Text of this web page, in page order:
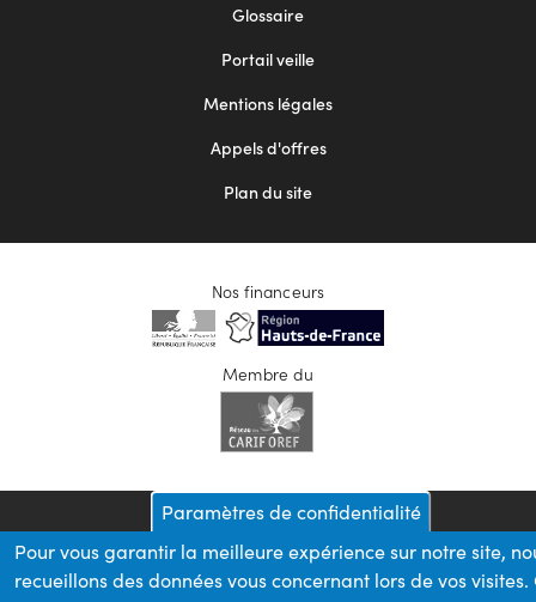
Glossaire
Portail veille
Mentions légales
Appels d'offres
Plan du site
Nos financeurs
Membre du
Paramètres de confidentialité
Pour vous garantir la meilleure expérience sur notre site,
recueillons des données vous concernant lors de vos visites.